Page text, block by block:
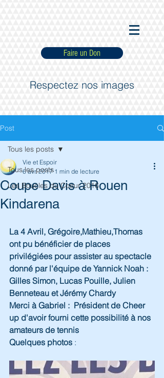
Faire un Don
Respectez nos images
Post
Tous les posts
Les Boucles du Coeur 2016
Tous les posts
Coupe Davis à Rouen
Kindarena
Vie et Espoir
6 avr. 2017 1 min de lecture
La 4 Avril, Grégoire,Mathieu,Thomas
ont pu bénéficier de places
privilégiées pour assister au spectacle
donné par l'équipe de Yannick Noah :
Gilles Simon, Lucas Pouille, Julien
Benneteau et Jérémy Chardy
Merci à Gabriel :  Président de Cheer
up d'avoir fourni cette possibilité à nos
amateurs de tennis
Quelques photos :